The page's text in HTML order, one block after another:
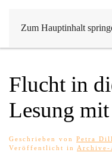
Zum Hauptinhalt
Flucht in
Lesung
Geschrieben von Petra
Veröffentlicht in